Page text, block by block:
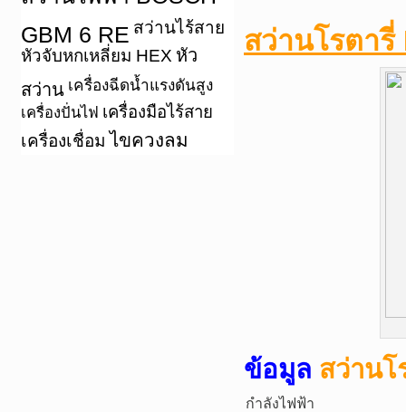
GBM 6 RE สว่านไร้สาย
หัวจับหกเหลี่ยม HEX หัว
สว่าน เครื่องฉีดน้ำแรงดันสูง
เครื่องปั่นไฟ เครื่องมือไร้สาย
เครื่องเชื่อม ไขควงลม
สว่านโรตารี่
ข้อมูล สว่านโ
กำลังไฟฟ้า